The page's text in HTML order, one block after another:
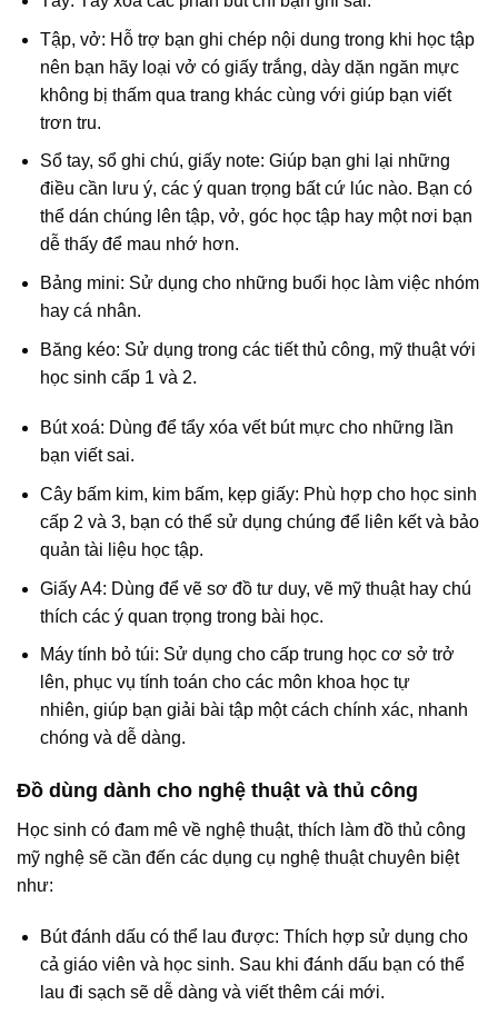
Tập, vở: Hỗ trợ bạn ghi chép nội dung trong khi học tập
nên bạn hãy loại vở có giấy trắng, dày dặn ngăn mực
không bị thấm qua trang khác cùng với giúp bạn viết
trơn tru.
Sổ tay, sổ ghi chú, giấy note: Giúp bạn ghi lại những
điều cần lưu ý, các ý quan trọng bất cứ lúc nào. Bạn có
thể dán chúng lên tập, vở, góc học tập hay một nơi bạn
dễ thấy để mau nhớ hơn.
Bảng mini: Sử dụng cho những buổi học làm việc nhóm
hay cá nhân.
Băng kéo: Sử dụng trong các tiết thủ công, mỹ thuật với
học sinh cấp 1 và 2.
Bút xoá: Dùng để tẩy xóa vết bút mực cho những lần
bạn viết sai.
Cây bấm kim, kim bấm, kẹp giấy: Phù hợp cho học sinh
cấp 2 và 3, bạn có thể sử dụng chúng để liên kết và bảo
quản tài liệu học tập.
Giấy A4: Dùng để vẽ sơ đồ tư duy, vẽ mỹ thuật hay chú
thích các ý quan trọng trong bài học.
Máy tính bỏ túi: Sử dụng cho cấp trung học cơ sở trở
lên, phục vụ tính toán cho các môn khoa học tự
nhiên, giúp bạn giải bài tập một cách chính xác, nhanh
chóng và dễ dàng.
Đồ dùng dành cho nghệ thuật và thủ công
Học sinh có đam mê về nghệ thuật, thích làm đồ thủ công
mỹ nghệ sẽ cần đến các dụng cụ nghệ thuật chuyên biệt
như:
Bút đánh dấu có thể lau được: Thích hợp sử dụng cho
cả giáo viên và học sinh. Sau khi đánh dấu bạn có thể
lau đi sạch sẽ dễ dàng và viết thêm cái mới.